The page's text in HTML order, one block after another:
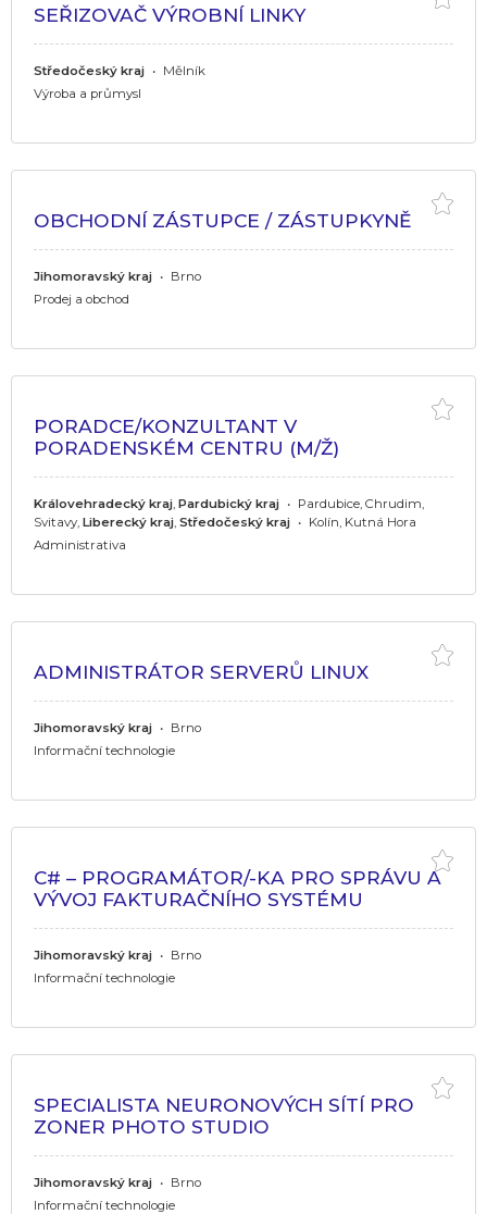
SEŘIZOVAČ VÝROBNÍ LINKY
Středočeský kraj • Mělník
Výroba a průmysl
OBCHODNÍ ZÁSTUPCE / ZÁSTUPKYNĚ
Jihomoravský kraj • Brno
Prodej a obchod
PORADCE/KONZULTANT V
PORADENSKÉM CENTRU (M/Ž)
Královehradecký kraj Pardubický kraj • Pardubice, Chrudim,
Svitavy, Liberecký kraj Středočeský kraj • Kolín, Kutná Hora
Administrativa
ADMINISTRÁTOR SERVERŮ LINUX
Jihomoravský kraj • Brno
Informační technologie
C# – PROGRAMÁTOR/-KA PRO SPRÁVU A
VÝVOJ FAKTURAČNÍHO SYSTÉMU
Jihomoravský kraj • Brno
Informační technologie
SPECIALISTA NEURONOVÝCH SÍTÍ PRO
ZONER PHOTO STUDIO
Jihomoravský kraj • Brno
Informační technologie